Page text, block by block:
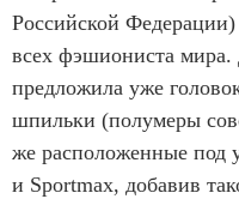
Российской
всех фэшиониста мира.
предложила уже
шпильки (полумеры
же расположенные под
и Sportmax, добавив